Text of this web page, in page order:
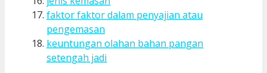
faktor faktor dalam penyajian atau
pengemasan
keuntungan olahan bahan pangan
setengah jadi